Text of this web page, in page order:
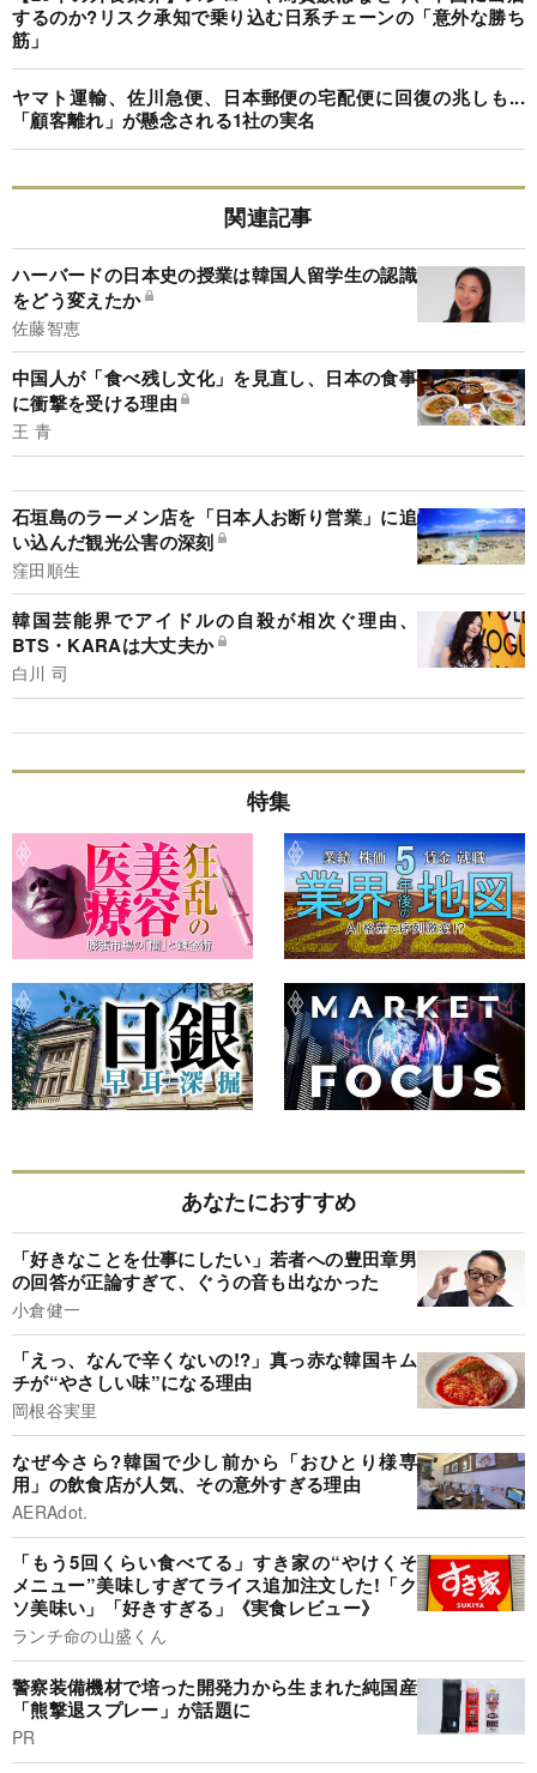
するのか?リスク承知で乗り込む日系チェーンの「意外な勝ち
筋」
ヤマト運輸、佐川急便、日本郵便の宅配便に回復の兆しも...
「顧客離れ」が懸念される1社の実名
関連記事
ハーバードの日本史の授業は韓国人留学生の認識
をどう変えたか
佐藤智恵
中国人が「食べ残し文化」を見直し、日本の食事
に衝撃を受ける理由
王 青
石垣島のラーメン店を「日本人お断り営業」に追
い込んだ観光公害の深刻
窪田順生
韓国芸能界でアイドルの自殺が相次ぐ理由、
BTS・KARAは大丈夫か
白川 司
特集
あなたにおすすめ
「好きなことを仕事にしたい」若者への豊田章男
の回答が正論すぎて、ぐうの音も出なかった
小倉健一
「えっ、なんで辛くないの!?」真っ赤な韓国キム
チが“やさしい味”になる理由
岡根谷実里
なぜ今さら?韓国で少し前から「おひとり様専
用」の飲食店が人気、その意外すぎる理由
AERAdot.
「もう5回くらい食べてる」すき家の“やけくそ
メニュー”美味しすぎてライス追加注文した!「ク
ソ美味い」「好きすぎる」《実食レビュー》
ランチ命の山盛くん
警察装備機材で培った開発力から生まれた純国産
「熊撃退スプレー」が話題に
PR